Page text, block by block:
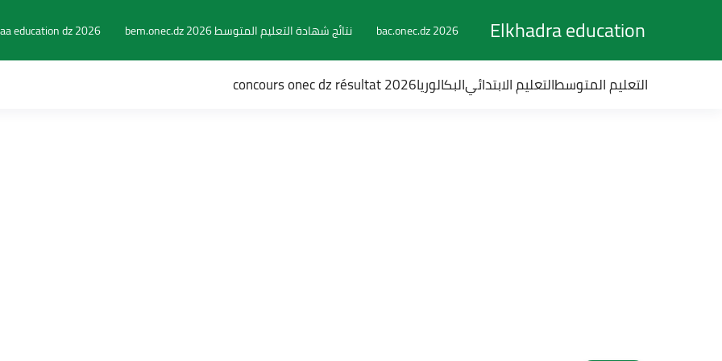
Elkhadra education
bac.onec.dz 2026 نتائج شهادة التعليم المتوسط 2026 bem.onec.dz education dz 2026
التعليم المتوسطالتعليم الابتدائيالبكالورياconcours onec dz résultat 2026